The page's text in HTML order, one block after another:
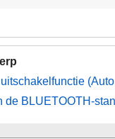
de BLUETOOTH-